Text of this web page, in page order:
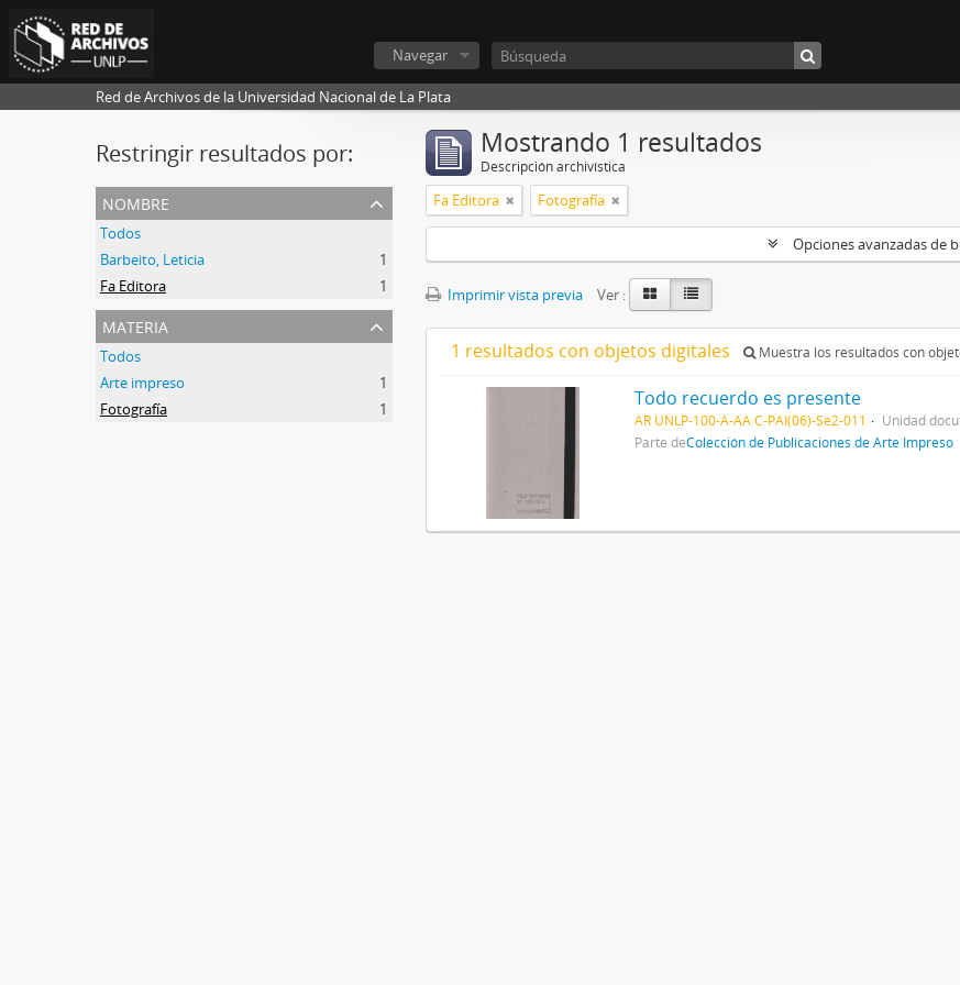
Navegar
Red de Archivos de la Universidad Nacional de La Plata
Restringir resultados por:
nombre
Todos
Barbeito, Leticia
1
Fa Editora
1
materia
Todos
Arte impreso
1
Fotografía
1
Mostrando 1 resultados
Descripción archivística
Fa Editora Fotografía
Opciones avanzadas de
Imprimir vista previa Ver :
1 resultados con objetos digitales Muestra los resultados con
Todo recuerdo es presente
AR UNLP-100-A-AA C-PAI(06)-Se2-011 Unidad
Parte deColección de Publicaciones de Arte Impreso